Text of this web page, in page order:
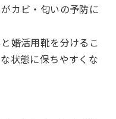
カビ・匂いの予防に
婚活用靴を分けるこ
状態に保ちやすくな